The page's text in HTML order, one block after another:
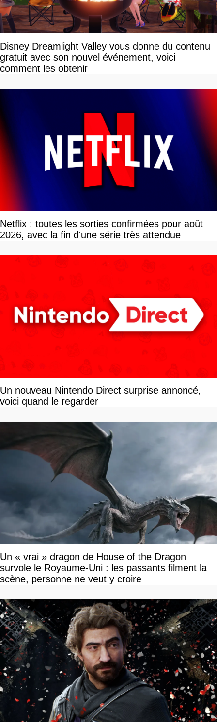
Disney Dreamlight Valley vous donne du contenu
gratuit avec son nouvel événement, voici
comment les obtenir
Netflix : toutes les sorties confirmées pour août
2026, avec la fin d'une série très attendue
Un nouveau Nintendo Direct surprise annoncé,
voici quand le regarder
Un « vrai » dragon de House of the Dragon
survole le Royaume-Uni : les passants filment la
scène, personne ne veut y croire